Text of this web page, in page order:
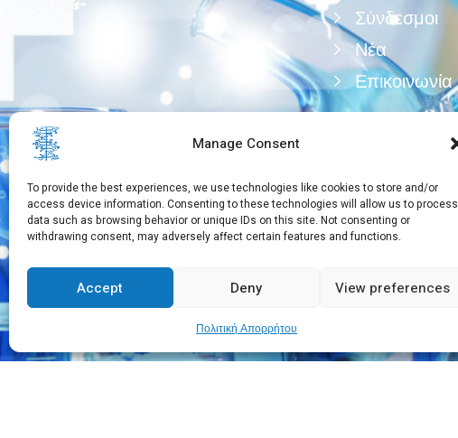
Manage Consent
To provide the best experiences, we use technologies like cookies to store and/or
access device information. Consenting to these technologies will allow us to process
data such as browsing behavior or unique IDs on this site. Not consenting or
withdrawing consent, may adversely affect certain features and functions.
Accept Deny View preferences
Πολιτική Απορρήτου
Σύνδεσμοι
Νέα
Επικοινωνία
Χρειάζεστε βοήθεια
+30 210 650 3565